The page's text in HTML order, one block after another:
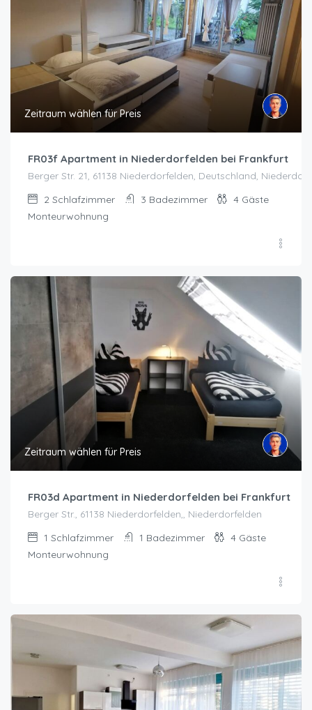
Zeitraum wählen für Preis
FR03f Apartment in Niederdorfelden bei Frankfurt
Berger Str. 21, 61138 Niederdorfelden, Deutschland,
2 Schlafzimmer 3 Badezimmer 4 Gäste
Monteurwohnung
Zeitraum wählen für Preis
FR03d Apartment in Niederdorfelden bei Frankfurt
Berger Str., 61138 Niederdorfelden,, Niederdorfelden
1 Schlafzimmer 1 Badezimmer 4 Gäste
Monteurwohnung